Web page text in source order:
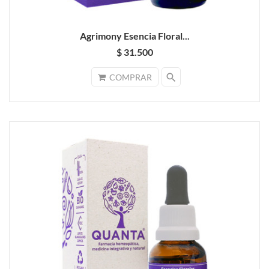
Agrimony Esencia Floral...
$ 31.500
COMPRAR search